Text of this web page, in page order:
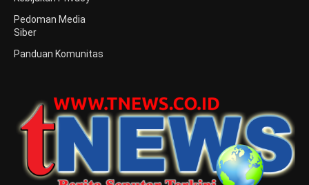
Pedoman Media
Siber
Panduan Komunitas